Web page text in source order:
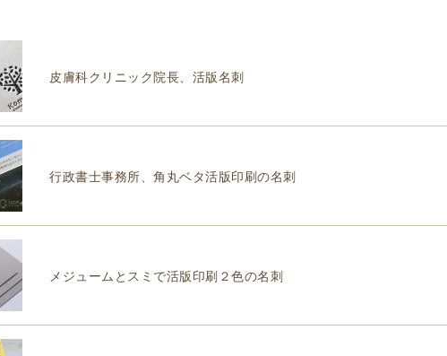
皮膚科クリニック院長、活版名刺
行政書士事務所、角丸ベタ活版印刷の名刺
メジュームとスミで活版印刷２色の名刺